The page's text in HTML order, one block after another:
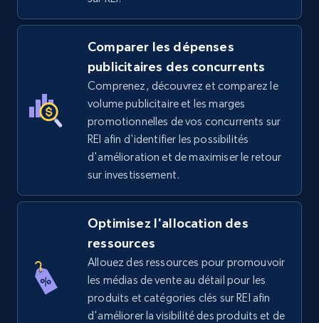
TikTok Shop - Collect TikTok shop products
by keywords search
URL, Title, Available, Description, Currency, Initial
price, Final price, Discount percent, and more.
5.4K+ 668+ Commencer
TikTok Shop - discover records by shop url
URL, Title, Available, Description, Currency, Initial
price, Final price, Discount percent, and more.
Comparer les dépenses
publicitaires des concurrents
Comprenez, découvrez et comparez le
volume publicitaire et les marges
promotionnelles de vos concurrents sur
REI afin d'identifier les possibilités
d'amélioration et de maximiser le retour
sur investissement.
Optimisez l'allocation des
ressources
Allouez des ressources pour promouvoir
les médias de vente au détail pour les
produits et catégories clés sur REI afin
d'améliorer la visibilité des produits et de